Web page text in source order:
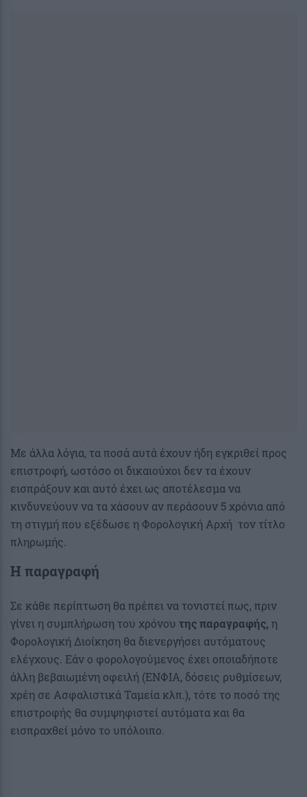
Με άλλα λόγια, τα ποσά αυτά έχουν ήδη εγκριθεί προς
επιστροφή, ωστόσο οι δικαιούχοι δεν τα έχουν
εισπράξουν και αυτό έχει ως αποτέλεσμα να
κινδυνεύουν να τα χάσουν αν περάσουν 5 χρόνια από
τη στιγμή που εξέδωσε η Φορολογική Αρχή τον τίτλο
πληρωμής.
Η παραγραφή
Σε κάθε περίπτωση θα πρέπει να τονιστεί πως, πριν
γίνει η συμπλήρωση του χρόνου της παραγραφής, η
Φορολογική Διοίκηση θα διενεργήσει αυτόματους
ελέγχους. Εάν ο φορολογούμενος έχει οποιαδήποτε
άλλη βεβαιωμένη οφειλή (ΕΝΦΙΑ, δόσεις ρυθμίσεων,
χρέη σε Ασφαλιστικά Ταμεία κλπ.), τότε το ποσό της
επιστροφής θα συμψηφιστεί αυτόματα και θα
εισπραχθεί μόνο το υπόλοιπο.